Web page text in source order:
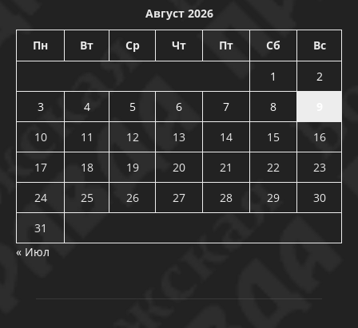
Август 2026
Пн Вт Ср Чт Пт Сб Вс
1
2
3
4 5 6 7 8
10
11 12 13 14 15
16
17
18 19 20 21 22
23
24
25 26 27 28 29
30
31
« Июл